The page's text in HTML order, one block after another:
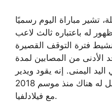
تشير مباراة اليوم رسميًا
له باعتباره ثالث لاعب
فترة التوقف القصيرة
الأدنى من المصابين لمدة
اليد اليمنى. إنه يقود ويدير
الزاوية الساخنة، وهو أول عمل له هناك منذ موسم 2018
مع فيلادلفيا.